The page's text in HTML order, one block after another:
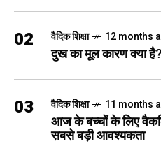
02 वैदिक शिक्षा 12 months
दुख का मूल कारण क्या है?
03 वैदिक शिक्षा 11 months
आज के बच्चों के लिए
सबसे बड़ी आवश्यकता